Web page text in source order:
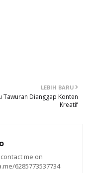
LEBIH BARU
Tawuran Dianggap Konten
Kreatif
me on
6285773537734